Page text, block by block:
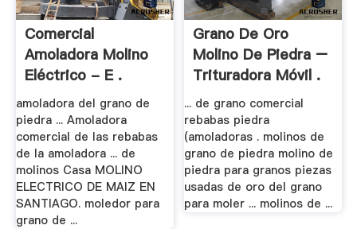
Comercial
Amoladora Molino
Eléctrico - E .
amoladora del grano de
piedra ... Amoladora
comercial de las rebabas
de la amoladora ... de
molinos Casa MOLINO
ELECTRICO DE MAIZ EN
SANTIAGO. moledor para
grano de ...
Grano De Oro
Molino De Piedra –
Trituradora Móvil .
... de grano comercial
rebabas piedra
(amoladoras . molinos de
grano de piedra molino de
piedra para granos piezas
usadas de oro del grano
para moler ... molinos de ...